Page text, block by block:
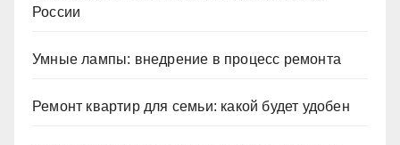
России
Умные лампы: внедрение в процесс ремонта
Ремонт квартир для семьи: какой будет удобен